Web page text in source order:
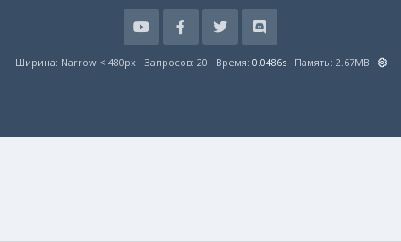
Ширина Запросов 20 Время 0.0486s Память 2.67MB